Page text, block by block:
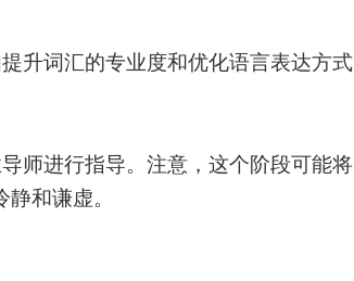
升词汇的专业度和优化语言表达方式
师进行指导。注意，这个阶段可能将
和谦虚。